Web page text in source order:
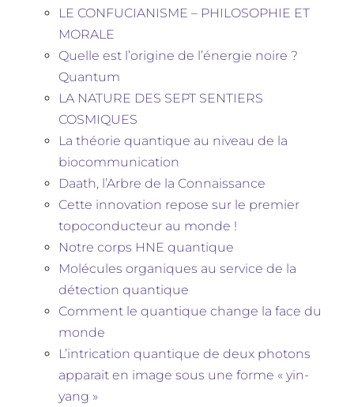
LE CONFUCIANISME – PHILOSOPHIE ET
MORALE
Quelle est l’origine de l’énergie noire ?
Quantum
LA NATURE DES SEPT SENTIERS
COSMIQUES
La théorie quantique au niveau de la
biocommunication
Daath, l’Arbre de la Connaissance
Cette innovation repose sur le premier
topoconducteur au monde !
Notre corps HNE quantique
Molécules organiques au service de la
détection quantique
Comment le quantique change la face du
monde
L’intrication quantique de deux photons
apparait en image sous une forme « yin-
yang »